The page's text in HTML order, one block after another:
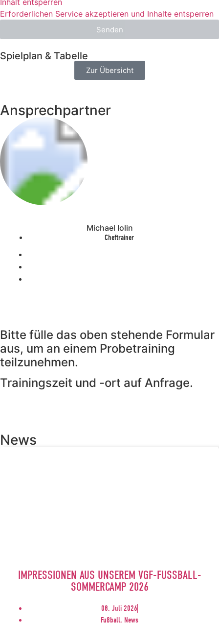
Inhalt entsperren
Erforderlichen Service akzeptieren und Inhalte entsperren
Senden
Spielplan & Tabelle
Zur Übersicht
Ansprechpartner
Michael Iolin
Cheftrainer
Bitte fülle das oben stehende Formular
aus, um an einem Probetraining
teilzunehmen.
Trainingszeit und -ort auf Anfrage.
News
IMPRESSIONEN AUS UNSEREM VGF-FUSSBALL-S
OMMERCAMP 2026
08. Juli 2026
Fußball, News